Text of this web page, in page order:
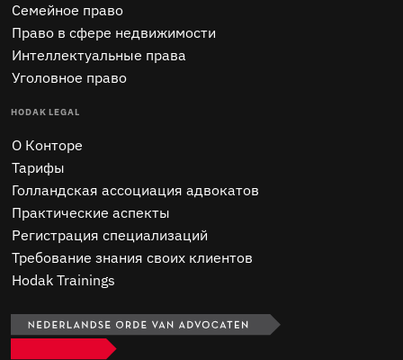
Семейное право
Право в сфере недвижимости
Интеллектуальные права
Уголовное право
HODAK LEGAL
O Конторе
Тарифы
Голландская ассоциация адвокатов
Практические аспекты
Регистрация специализаций
Требование знания своих клиентов
Hodak Trainings